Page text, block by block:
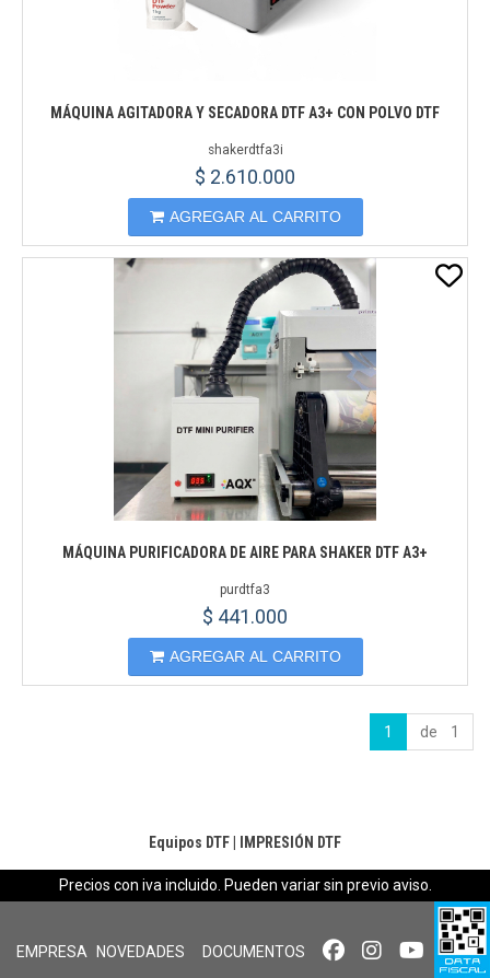
MÁQUINA AGITADORA Y SECADORA DTF A3+ CON POLVO DTF
shakerdtfa3i
$ 2.610.000
AGREGAR AL CARRITO
MÁQUINA PURIFICADORA DE AIRE PARA SHAKER DTF A3+
purdtfa3
$ 441.000
AGREGAR AL CARRITO
1 de 1
Equipos DTF IMPRESIÓN DTF
Precios con iva incluido. Pueden variar sin previo aviso.
EMPRESA NOVEDADES DOCUMENTOS